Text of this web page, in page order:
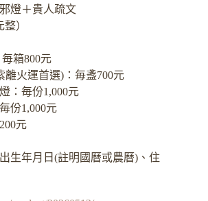
燈＋貴人疏文
）
箱800元
離火運首選)：毎盞700元
：毎份1,000元
份1,000元
元
生年月日(註明國曆或農曆)、住